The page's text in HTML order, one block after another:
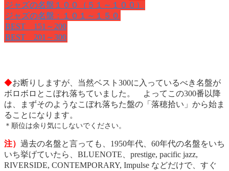
ジャズの名盤１００（５１～１００）
ジャズの名盤：１０１～１５０
BEST 151～200
BEST 201～300
◆お断りしますが、当然ベスト300に入っているべき名盤が
ボロボロとこぼれ落ちていました。 よってこの300番以降
は、まずそのようなこぼれ落ちた盤の「落穂拾い」から始ま
ることになります。
＊順位は余り気にしないでください。
注） 過去の名盤と言っても、1950年代、60年代の名盤をいち
いち挙げていたら、BLUENOTE、prestige, pacific jazz,
RIVERSIDE, CONTEMPORARY, Impulse などだけで、すぐ